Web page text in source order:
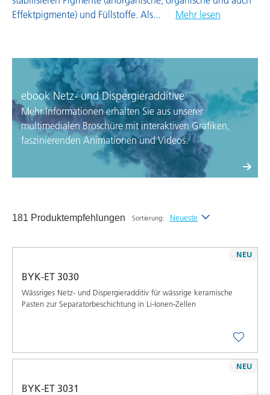
Effektpigmente) und Füllstoffe. Als... Mehr lesen
ebook Netz- und Dispergieradditive
Mehr Informationen erhalten Sie aus unserer
multimedialen Broschüre mit interaktiven Grafiken,
faszinierenden Animationen und Videos.
181 Produktempfehlungen Sortierung: Neueste
Alphabetisch (A-Z)
BYK-ET 3030
Wässriges Netz- und Dispergieradditiv für wässrige keramische
Pasten zur Separatorbeschichtung in Li-Ionen-Zellen
NEU
BYK-ET 3031
NEU